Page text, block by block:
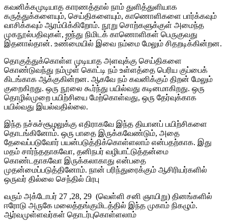
கவனிக்கமுடியாத காரணத்தால் நாம் துளித்துளியாக
கருத்துக்களையும், செய்திகளையும், காணொளிகளை பார்க்கவும்
வாசிக்கவும் ஆரம்பிக்கிறோம். நூறு சொற்களுக்குள் அமைந்த
முகநூல்பதிவுகள், ஐந்து நிமிடக் காணொளிகள் பெருகுவது
இதனால்தான். உண்மையில் இவை நம்மை மேலும் சிதறடிக்கின்றன.
தொகுத்துக்கொள்ள முடியாத அளவுக்கு செய்திகளை
கொண்டுவந்து நம்முள் கொட்டி நம் உள்ளத்தை பெரிய குப்பைக்
கிடங்காக ஆக்குகின்றன. ஆகவே நம் கவனிக்கும் திறன் மேலும்
குறைகிறது. ஒரு நூலை கூர்ந்து பயில்வது கடினமாகிறது. ஒரு
தொழில்முறை பயிற்சியை மேற்கொள்வது, ஒரு தேர்வுக்காக
பயில்வது இயல்வதில்லை.
இந்த நச்சுச்சூழலுக்கு எதிராகவே இந்த தியானப் பயிற்சிகளை
தொடங்கினோம். ஒரு பாதை இருக்கவேண்டும், அதை
தேவைப்படுவோர் பயன்படுத்திக்கொள்ளலாம் என்பதற்காக. இது
மதம் சார்ந்ததாகவோ, தனிநபர் வழிபாட்டுத்தன்மை
கொண்டதாகவோ இருக்கலாகாது என்பதை
முதன்மைப்படுத்தினோம். நான் பரிந்துரைக்கும் ஆசிரியர்களில்
ஒருவர் தில்லை செந்தில் பிரபு
வரும் அக்டோபர் 27 ,28, 29 (வெள்ளி சனி ஞாயிறு) தினங்களில்
ஈரோடு அருகே மலைத்தங்குமிடத்தில் இந்த முகாம் நிகழும்.
ஆர்வமுள்ளவர்கள் தொடர்புகொள்ளலாம்